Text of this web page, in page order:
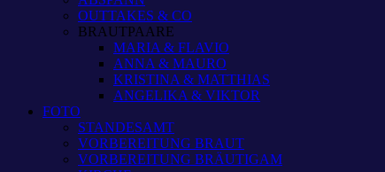
OUTTAKES & CO
BRAUTPAARE
MARIA & FLAVIO
ANNA & MAURO
KRISTINA & MATTHIAS
ANGELIKA & VIKTOR
FOTO
STANDESAMT
VORBEREITUNG BRAUT
VORBEREITUNG BRÄUTIGAM